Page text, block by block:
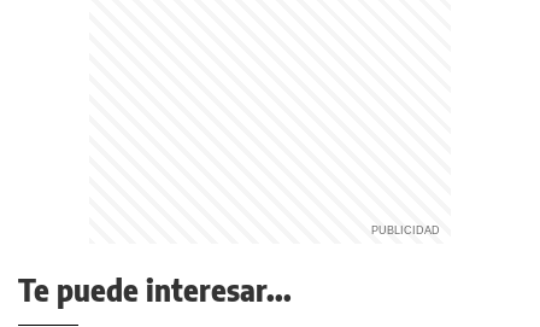
Te puede interesar...